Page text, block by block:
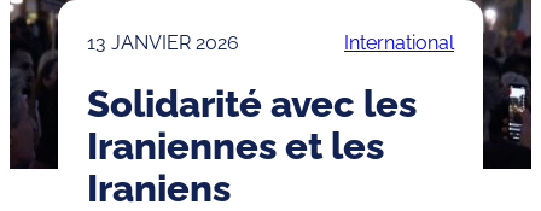
13 JANVIER 2026 International
Solidarité avec les
Iraniennes et les
Iraniens